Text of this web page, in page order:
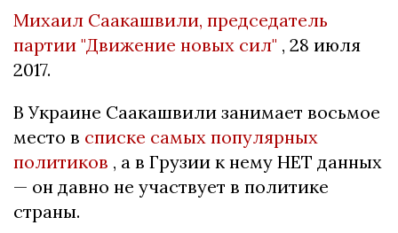
Михаил Саакашвили, председатель
партии "Движение новых сил" , 28 июля
2017.
В Украине Саакашвили занимает восьмое
место в списке самых популярных
политиков , а в Грузии к нему НЕТ данных
— он давно не участвует в политике
страны.